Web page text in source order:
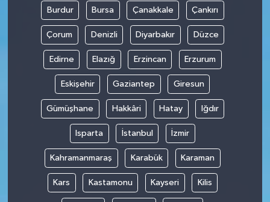
Burdur Bursa Çanakkale Çankırı
Çorum Denizli Diyarbakır Düzce
Edirne Elazığ Erzincan Erzurum
Eskişehir Gaziantep Giresun
Gümüşhane Hakkâri Hatay Iğdır
Isparta İstanbul İzmir
Kahramanmaraş Karabük Karaman
Kars Kastamonu Kayseri Kilis